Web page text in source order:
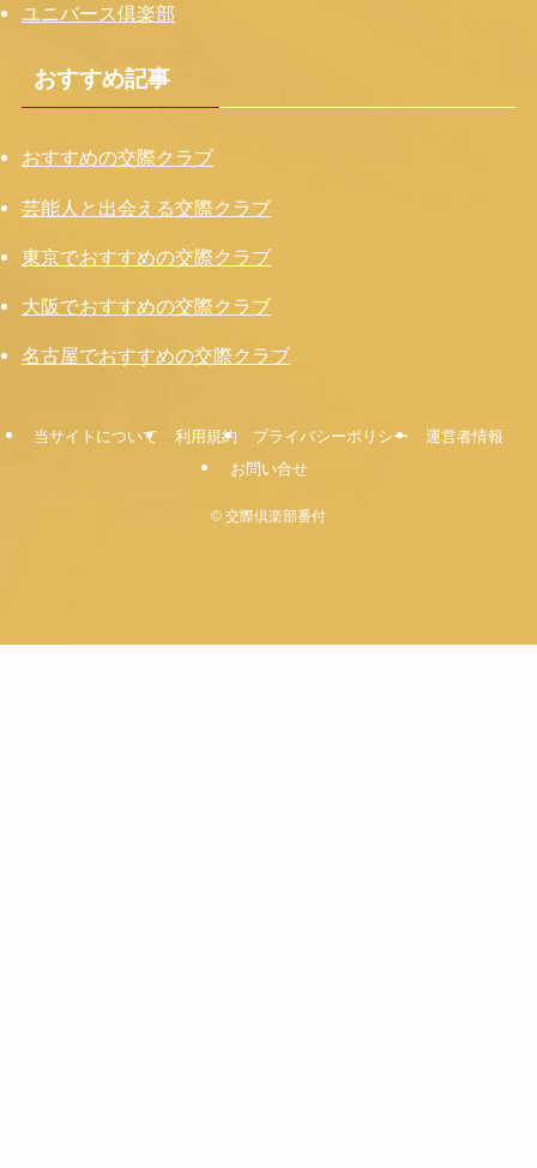
ユニバース倶楽部
おすすめ記事
おすすめの交際クラブ
芸能人と出会える交際クラブ
東京でおすすめの交際クラブ
大阪でおすすめの交際クラブ
名古屋でおすすめの交際クラブ
当サイトについて 利用規約 プライバシーポリシー
運営者情報
お問い合せ
© 交際倶楽部番付